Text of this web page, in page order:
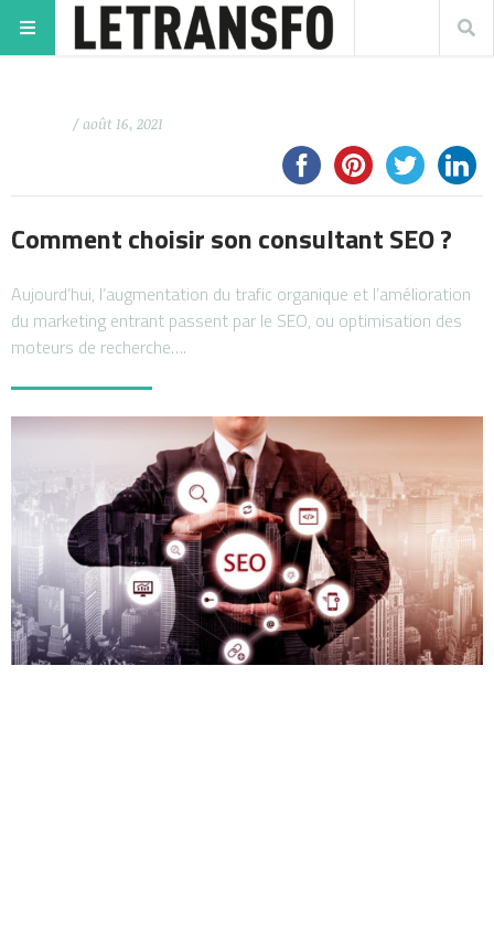
/ août 16, 2021
Comment choisir son consultant SEO ?
Aujourd’hui, l’augmentation du trafic organique et l’amélioration
du marketing entrant passent par le SEO, ou optimisation des
moteurs de recherche….